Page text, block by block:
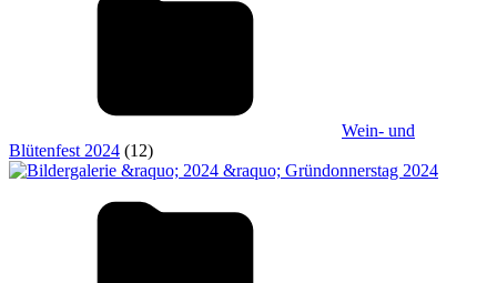
Wein- und
Blütenfest 2024 (12)